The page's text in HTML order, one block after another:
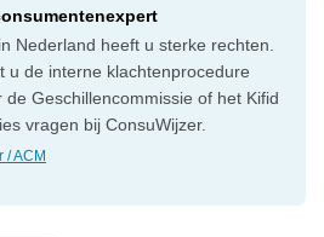
Nederland heeft u sterke rechten.
u de interne klachtenprocedure
Geschillencommissie of het Kifid
vragen bij ConsuWijzer.
/ ACM